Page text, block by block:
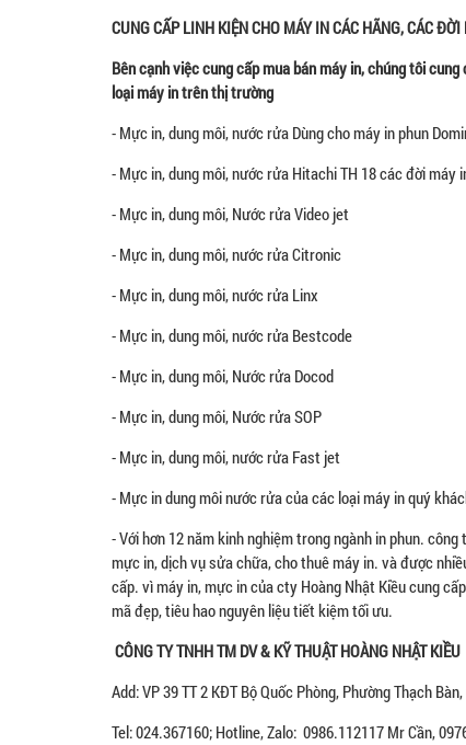
CUNG CẤP LINH KIỆN CHO MÁY IN CÁC HÃNG, CÁC
Bên cạnh việc cung cấp mua bán máy in, chúng tôi
loại máy in trên thị trường
- Mực in, dung môi, nước rửa Dùng cho máy in phun
- Mực in, dung môi, nước rửa Hitachi TH 18 các đời máy
- Mực in, dung môi, Nước rửa Video jet
- Mực in, dung môi, nước rửa Citronic
- Mực in, dung môi, nước rửa Linx
- Mực in, dung môi, nước rửa Bestcode
- Mực in, dung môi, Nước rửa Docod
- Mực in, dung môi, Nước rửa SOP
- Mực in, dung môi, nước rửa Fast jet
- Mực in dung môi nước rửa của các loại máy in quý
- Với hơn 12 năm kinh nghiệm trong ngành in phun.
mực in, dịch vụ sửa chữa, cho thuê máy in. và được
cấp. vì máy in, mực in của cty Hoàng Nhật Kiều cung
mã đẹp, tiêu hao nguyên liệu tiết kiệm tối ưu.
CÔNG TY TNHH TM DV & KỸ THUẬT HOÀNG NHẬT KIỀU
Add: VP 39 TT 2 KĐT Bộ Quốc Phòng, Phường Thạch
Tel: 024.367160; Hotline, Zalo: 0986.112117 Mr Cần,